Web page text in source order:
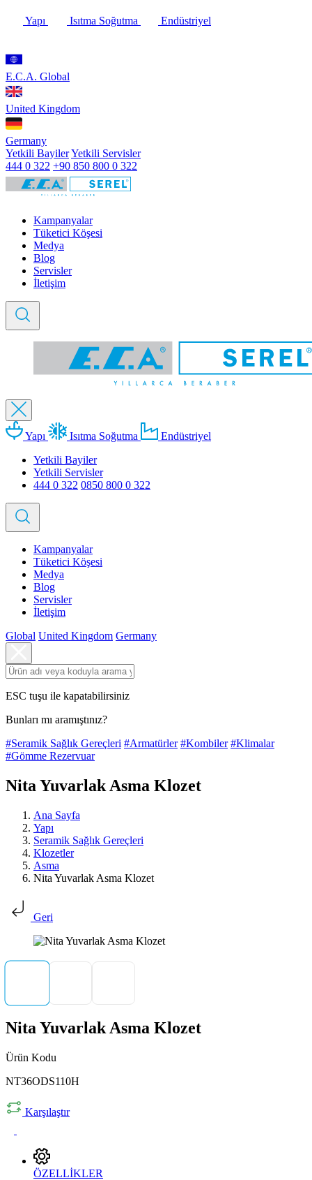
Yapı Isıtma Soğutma Endüstriyel
E.C.A. Global
United Kingdom
Germany
Yetkili BayilerYetkili Servisler
444 0 322 +90 850 800 0 322
Kampanyalar
Tüketici Köşesi
Medya
Blog
Servisler
İletişim
Yapı Isıtma Soğutma
Endüstriyel
Yetkili Bayiler
Yetkili Servisler
444 0 322 0850 800 0 322
Kampanyalar
Tüketici Köşesi
Medya
Blog
Servisler
İletişim
Global United Kingdom Germany
ESC tuşu ile kapatabilirsiniz
Bunları mı aramıştınız?
#Seramik Sağlık Gereçleri #Armatürler #Kombiler #Klimalar
#Gömme Rezervuar
Nita Yuvarlak Asma Klozet
Ana Sayfa
Yapı
Seramik Sağlık Gereçleri
Klozetler
Asma
Nita Yuvarlak Asma Klozet
Geri
Nita Yuvarlak Asma Klozet
Ürün Kodu
NT36ODS110H
Karşılaştır
ÖZELLİKLER